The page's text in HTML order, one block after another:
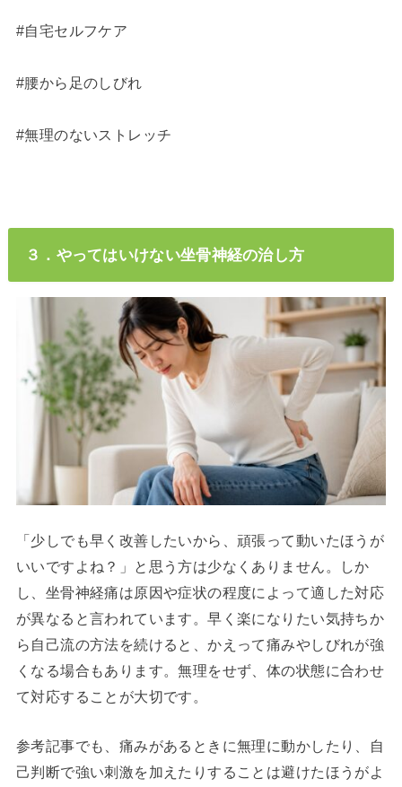
#自宅セルフケア
#腰から足のしびれ
#無理のないストレッチ
３．やってはいけない坐骨神経の治し方
「少しでも早く改善したいから、頑張って動いたほうが
いいですよね？」と思う方は少なくありません。しか
し、坐骨神経痛は原因や症状の程度によって適した対応
が異なると言われています。早く楽になりたい気持ちか
ら自己流の方法を続けると、かえって痛みやしびれが強
くなる場合もあります。無理をせず、体の状態に合わせ
て対応することが大切です。
参考記事でも、痛みがあるときに無理に動かしたり、自
己判断で強い刺激を加えたりすることは避けたほうがよ